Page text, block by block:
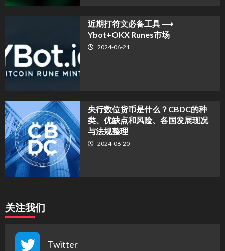
近期打符文必备工具 ⟶
Ybot+OKX Runes市场
2024-06-21
央行数位货币是什么？CBDC的种
类、优缺点和风险、各国发展现况
与法规整理
2024-06-20
关注我们
Twitter